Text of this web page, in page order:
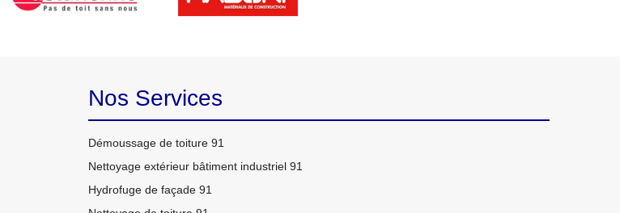
Nos Services
Démoussage de toiture 91
Nettoyage extérieur bâtiment industriel 91
Hydrofuge de façade 91